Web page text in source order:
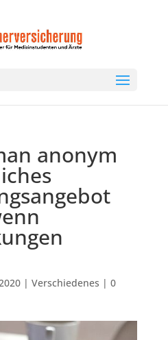
anonym
| Verschiedenes | 0